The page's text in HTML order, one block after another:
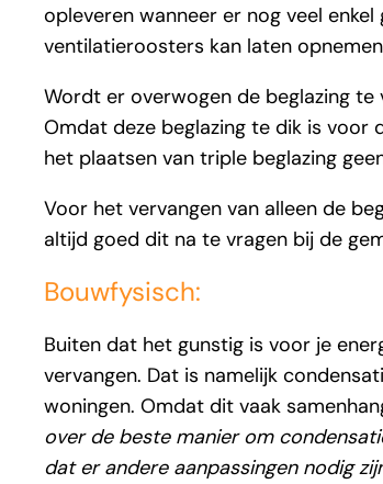
opleveren wanneer er nog veel
ventilatieroosters kan laten
Wordt er overwogen de beglazing te
Omdat deze beglazing te dik is voor
het plaatsen van triple beglazing
Voor het vervangen van alleen de
altijd goed dit na te vragen bij de
Bouwfysisch:
Buiten dat het gunstig is voor je
vervangen. Dat is namelijk
woningen. Omdat dit vaak
over de beste manier om
dat er andere aanpassingen nodig